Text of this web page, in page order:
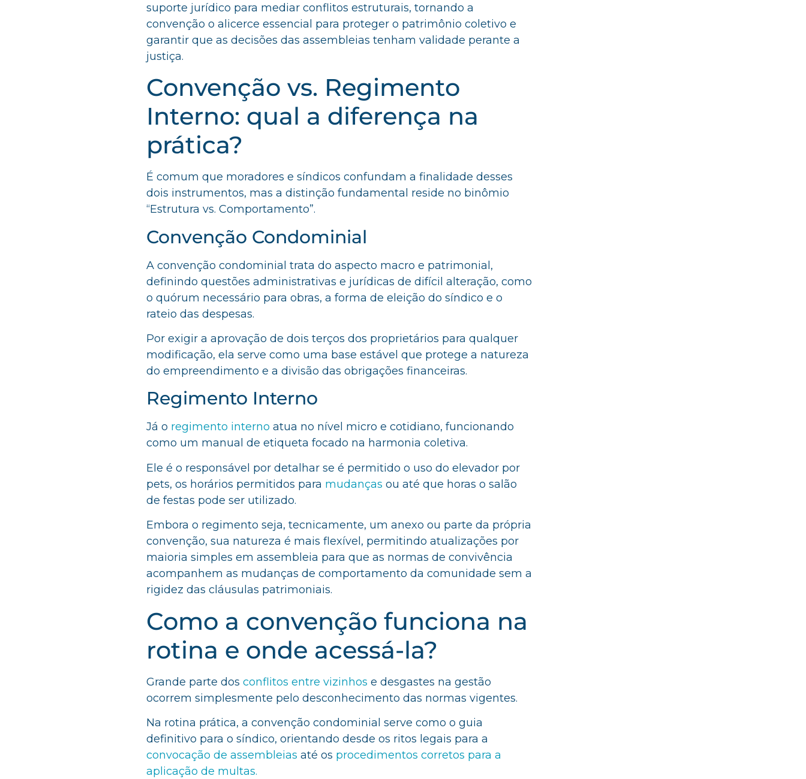
suporte jurídico para mediar conflitos estruturais, tornando a
convenção o alicerce essencial para proteger o patrimônio coletivo e
garantir que as decisões das assembleias tenham validade perante a
justiça.
Convenção vs. Regimento
Interno: qual a diferença na
prática?
É comum que moradores e síndicos confundam a finalidade desses
dois instrumentos, mas a distinção fundamental reside no binômio
“Estrutura vs. Comportamento”.
Convenção Condominial
A convenção condominial trata do aspecto macro e patrimonial,
definindo questões administrativas e jurídicas de difícil alteração, como
o quórum necessário para obras, a forma de eleição do síndico e o
rateio das despesas.
Por exigir a aprovação de dois terços dos proprietários para qualquer
modificação, ela serve como uma base estável que protege a natureza
do empreendimento e a divisão das obrigações financeiras.
Regimento Interno
Já o regimento interno atua no nível micro e cotidiano, funcionando
como um manual de etiqueta focado na harmonia coletiva.
Ele é o responsável por detalhar se é permitido o uso do elevador por
pets, os horários permitidos para mudanças ou até que horas o salão
de festas pode ser utilizado.
Embora o regimento seja, tecnicamente, um anexo ou parte da própria
convenção, sua natureza é mais flexível, permitindo atualizações por
maioria simples em assembleia para que as normas de convivência
acompanhem as mudanças de comportamento da comunidade sem a
rigidez das cláusulas patrimoniais.
Como a convenção funciona na
rotina e onde acessá-la?
Grande parte dos conflitos entre vizinhos e desgastes na gestão
ocorrem simplesmente pelo desconhecimento das normas vigentes.
Na rotina prática, a convenção condominial serve como o guia
definitivo para o síndico, orientando desde os ritos legais para a
convocação de assembleias até os procedimentos corretos para a
aplicação de multas.